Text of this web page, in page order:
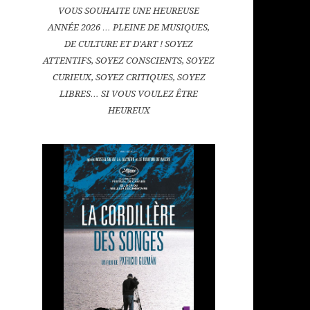
VOUS SOUHAITE UNE HEUREUSE
ANNÉE 2026 … PLEINE DE MUSIQUES,
DE CULTURE ET D'ART ! SOYEZ
ATTENTIFS, SOYEZ CONSCIENTS, SOYEZ
CURIEUX, SOYEZ CRITIQUES, SOYEZ
LIBRES… SI VOUS VOULEZ ÊTRE
HEUREUX